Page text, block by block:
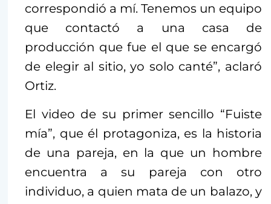
correspondió a mí. Tenemos un equipo
que contactó a una casa de
producción que fue el que se encargó
de elegir al sitio, yo solo canté”, aclaró
Ortiz.
El video de su primer sencillo “Fuiste
mía”, que él protagoniza, es la historia
de una pareja, en la que un hombre
encuentra a su pareja con otro
individuo, a quien mata de un balazo, y